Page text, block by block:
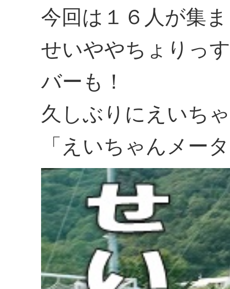
今回は１６人が集
せいややちょりっ
バーも！
久しぶりにえいち
「えいちゃんメー